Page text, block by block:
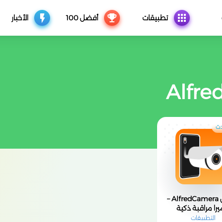
تطبيقات أفضل 100 الأخبار
تطبيق AlfredCamera –
مراقبة ذكية
التطبيقات